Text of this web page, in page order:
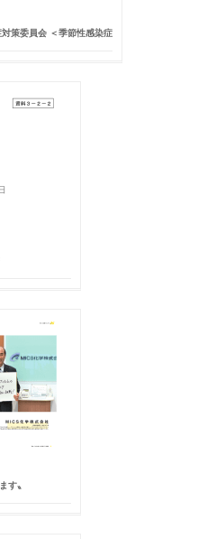
策委員会 ＜季節性感染症
す〟